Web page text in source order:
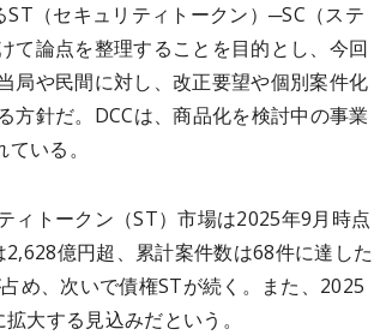
（セキュリティトークン）─SC（ステ
て論点を整理することを目的とし、今回
局や民間に対し、改正要望や個別案件化
方針だ。DCCは、商品化を検討中の事業
いる。
ィトークン（ST）市場は2025年9月時点
億円超、累計案件数は68件に達した
め、次いで債権STが続く。また、2025
大する見込みだという。